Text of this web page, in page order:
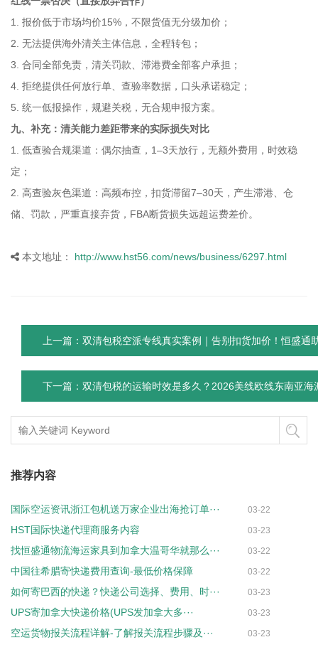
1. 报价低于市场均价15%，不限货值无分级加价；
2. 无法提供海外清关主体信息，全程转包；
3. 合同全部免责，清关罚款、滞港费全部客户承担；
4. 拒绝提供任何放行单、查验率数据，口头承诺稳定；
5. 统一低报操作，规避关税，无合规申报方案。
九、补充：清关能力差距带来的实际损失对比
1. 低查验合规渠道：偶尔抽查，1–3天放行，无额外费用，时效稳
定；
2. 高查验灰色渠道：高频布控，扣货滞留7–30天，产生滞港、仓
储、罚款，严重直接弃货，FBA断货损失远超运费差价。
本文地址： http://www.hst56.com/news/business/6297.html
上一篇：双清包税空派专线真实案例｜告别扣货加价！恒盛通
下一篇：双清包税的运输时效是多久？2026美线欧线东南亚海
推荐内容
国际空运资讯浙江包机送万家企业出海抢订单··· 03-22
HST国际快递代理商服务内容 03-23
找恒盛通物流海运家具到加拿大温哥华就那么··· 03-22
中国往希腊寄快递费用查询-最低价格保障 03-22
如何寄巴西的快递？快递公司选择、费用、时··· 03-23
UPS寄加拿大快递价格(UPS发加拿大多··· 03-23
空运货物报关流程详解-了解报关流程步骤及··· 03-23